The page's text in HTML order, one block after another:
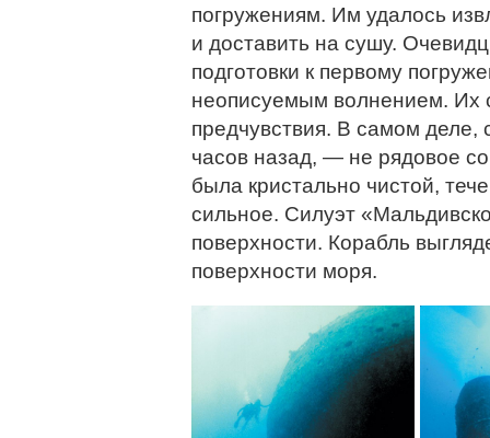
погружениям. Им удалось
и доставить на сушу.
подготовки к первому
неописуемым волнением. Их
предчувствия. В самом деле,
часов назад, — не рядовое
была кристально чистой,
сильное. Силуэт
поверхности. Корабль
поверхности моря.